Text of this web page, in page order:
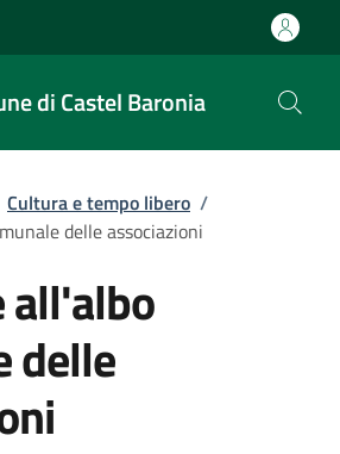
di Castel Baronia
Cultura e tempo libero /
delle associazioni
all'albo
delle